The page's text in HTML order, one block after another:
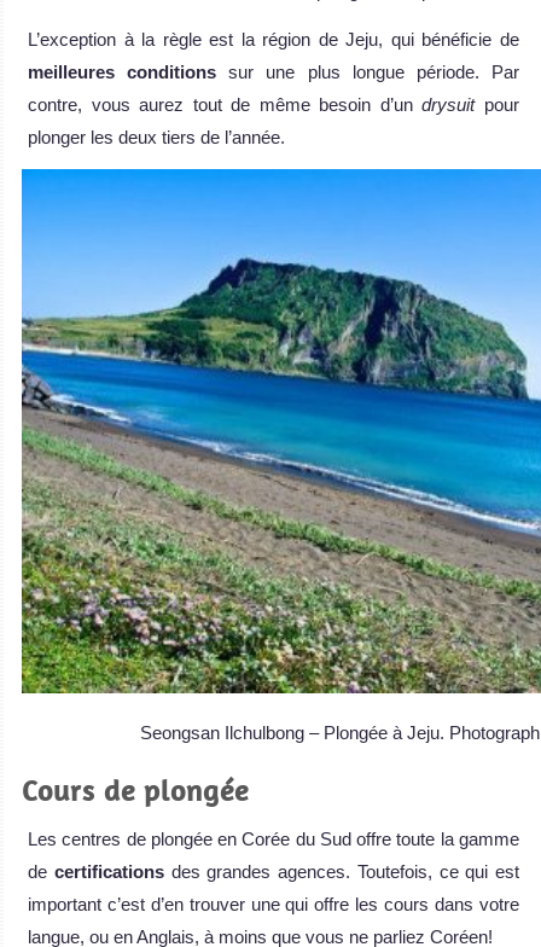
L’exception à la règle est la région de Jeju, qui bénéficie de
meilleures conditions sur une plus longue période. Par
contre, vous aurez tout de même besoin d’undrysuitpour
plonger les deux tiers de l’année.
Seongsan Ilchulbong – Plongée à Jeju.
Cours de plongée
Les centres de plongée en Corée du Sud offre toute la gamme
de certificationsdes grandes agences. Toutefois, ce qui est
important c’est d’en trouver une qui offre les cours dans votre
langue, ou en Anglais, à moins que vous ne parliez Coréen!